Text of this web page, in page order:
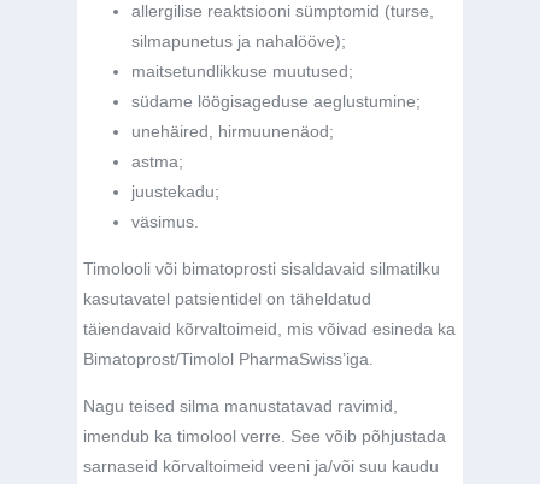
allergilise reaktsiooni sümptomid (turse,
silmapunetus ja nahalööve);
maitsetundlikkuse muutused;
südame löögisageduse aeglustumine;
unehäired, hirmuunenäod;
astma;
juustekadu;
väsimus.
Timolooli või bimatoprosti sisaldavaid silmatilku
kasutavatel patsientidel on täheldatud
täiendavaid kõrvaltoimeid, mis võivad esineda ka
Bimatoprost/Timolol PharmaSwiss’iga.
Nagu teised silma manustatavad ravimid,
imendub ka timolool verre. See võib põhjustada
sarnaseid kõrvaltoimeid veeni ja/või suu kaudu